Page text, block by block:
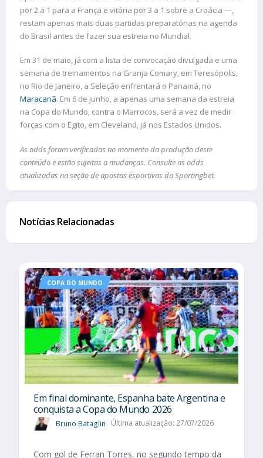
por 2 a 1 para a França e vitória por 3 a 1 sobre a Croácia —,
restam apenas mais duas partidas preparatórias na agenda
do Brasil antes de fazer sua estreia no Mundial.
Em 31 de maio, já com a lista de convocação divulgada e uma
semana de treinamentos na Granja Comary, em Teresópolis,
no Rio de Janeiro, a Seleção enfrentará o Panamá, no
Maracanã. Em 6 de junho, a apenas uma semana da estreia
na Copa do Mundo, contra o Marrocos, será a vez de medir
forças com o Egito, em Cleveland, já nos Estados Unidos.
As odds foram verificadas no momento da produção deste
conteúdo e estão sujeitas a mudanças. Consulte as odds
atualizadas na seção de apostas esportivas da Sportingbet.
Notícias Relacionadas
COPA DO MUNDO
Em final dominante, Espanha bate Argentina e
conquista a Copa do Mundo 2026
Bruno Bataglin Última atualização: 27/07/2026
Com gol de Ferran Torres, no segundo tempo da